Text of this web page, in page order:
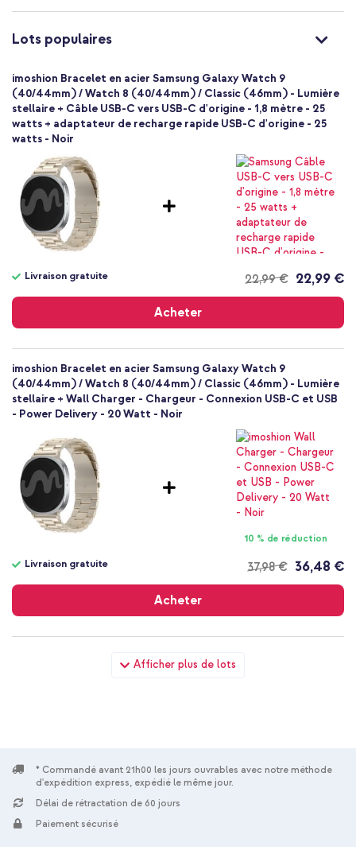
Toolkit
Lots populaires
Afficher plus de lots
imoshion Bracelet en acier Samsung Galaxy Watch 9
(40/44mm) / Watch 8 (40/44mm) / Classic (46mm) - Lumière
stellaire + Câble USB-C vers USB-C d'origine - 1,8 mètre - 25
watts + adaptateur de recharge rapide USB-C d'origine - 25
watts - Noir
22,99 €
Livraison gratuite 22,99 €
Acheter
gratuite
imoshion Bracelet en acier Samsung Galaxy Watch 9
(40/44mm) / Watch 8 (40/44mm) / Classic (46mm) - Lumière
stellaire + Wall Charger - Chargeur - Connexion USB-C et USB
- Power Delivery - 20 Watt - Noir
10 % de réduction
37,98 €
Livraison gratuite 36,48 €
Acheter
gratuite
imoshion Bracelet en acier Samsung Galaxy Watch 9
(40/44mm) / Watch 8 (40/44mm) / Classic (46mm) - Lumière
* Commandé avant 21h00 les jours ouvrables avec notre méthode
d'expédition express, expédié le même jour.
Délai de rétractation de 60 jours
Paiement sécurisé